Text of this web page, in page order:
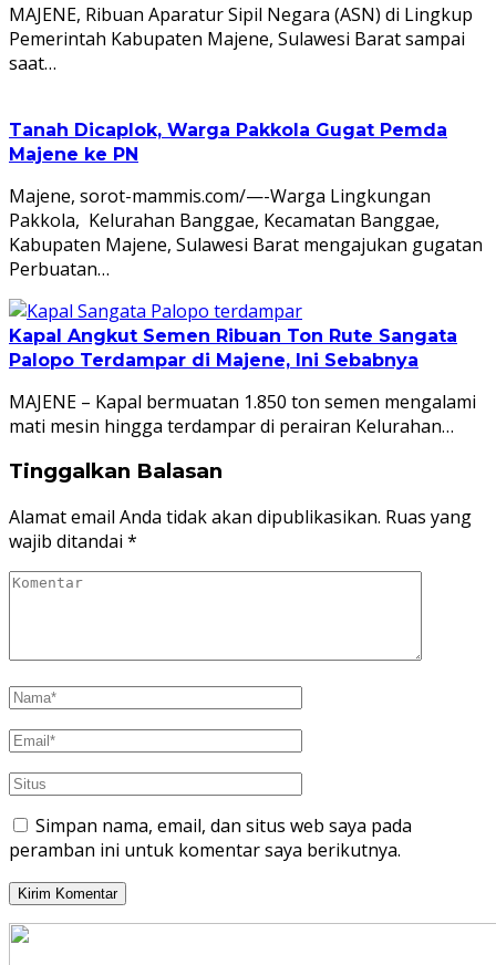
MAJENE, Ribuan Aparatur Sipil Negara (ASN) di Lingkup
Pemerintah Kabupaten Majene, Sulawesi Barat sampai
saat…
Tanah Dicaplok, Warga Pakkola Gugat Pemda
Majene ke PN
Majene, sorot-mammis.com/—-Warga Lingkungan
Pakkola, Kelurahan Banggae, Kecamatan Banggae,
Kabupaten Majene, Sulawesi Barat mengajukan gugatan
Perbuatan…
Kapal Angkut Semen Ribuan Ton Rute Sangata
Palopo Terdampar di Majene, Ini Sebabnya
MAJENE – Kapal bermuatan 1.850 ton semen mengalami
mati mesin hingga terdampar di perairan Kelurahan…
Tinggalkan Balasan
Alamat email Anda tidak akan dipublikasikan. Ruas yang
wajib ditandai *
Simpan nama, email, dan situs web saya pada
peramban ini untuk komentar saya berikutnya.